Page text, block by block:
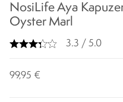
NosiLife Aya
Oyster Marl
3.3 / 5.0
99,95 €